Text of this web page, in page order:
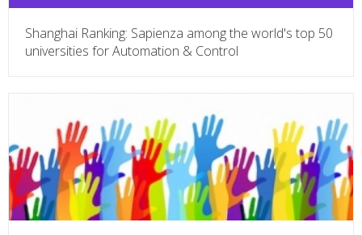
Shanghai Ranking: Sapienza among the world's top 50
universities for Automation & Control